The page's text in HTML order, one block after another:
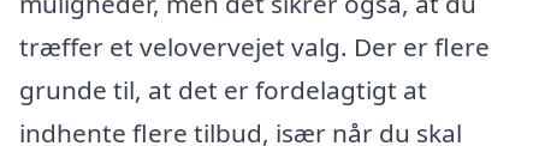
træffer et velovervejet valg. Der er flere
grunde til, at det er fordelagtigt at
indhente flere tilbud, især når du skal